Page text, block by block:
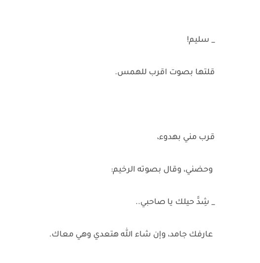
_ سليم!
قلتها بصوت اقرب للهمس.
قرب مني بهدوء،
وحضني، وقال بصوته الرخيم:
_ شِدَّ حيلك يا صاحبي..
عارفك جامد، وإن شاء الله هتعدي وهي معاك.